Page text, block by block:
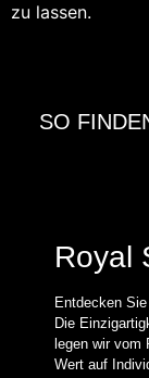
zu lassen.
SO
Royal
Entdecken
Die
legen wir vom
Wert auf